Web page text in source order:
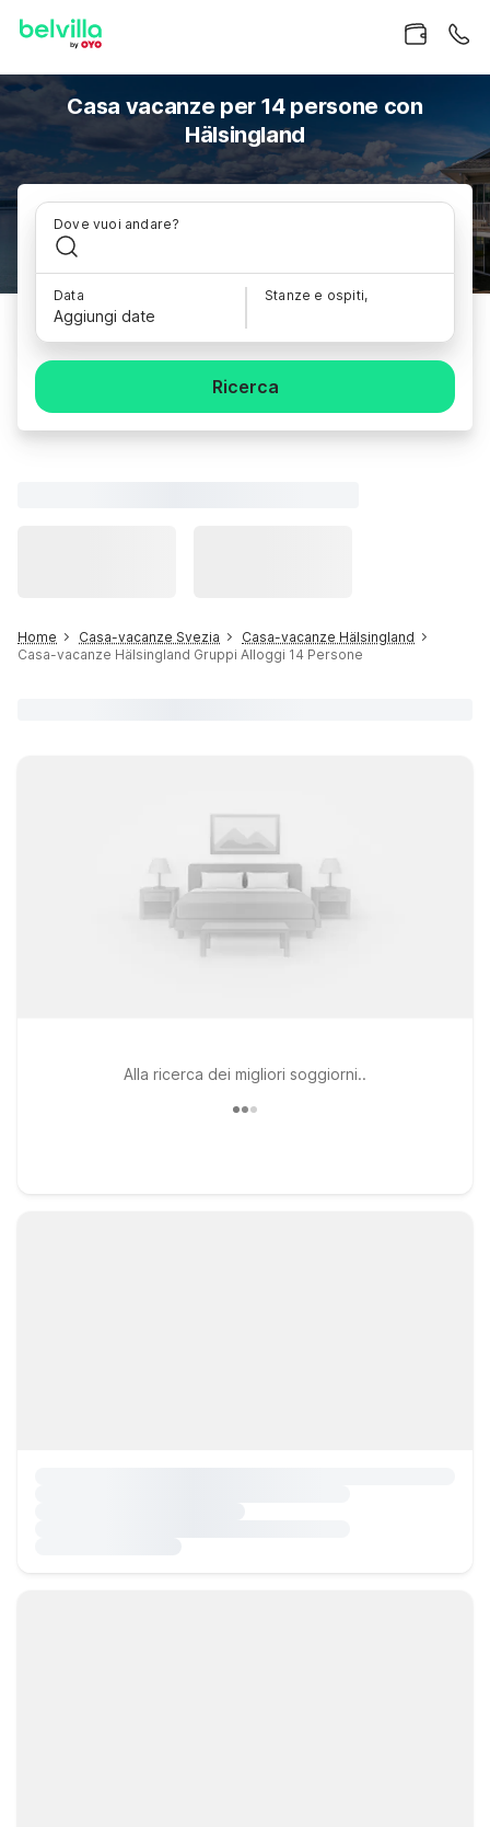
Casa vacanze per 14 persone con
Hälsingland
Dove vuoi andare?
Data
Aggiungi date
Stanze e ospiti,
Ricerca
Home Casa-vacanze Svezia
Casa-vacanze Hälsingland
Casa-vacanze Hälsingland Gruppi Alloggi 14 Persone
Alla ricerca dei migliori soggiorni..